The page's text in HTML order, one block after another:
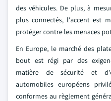
des véhicules. De plus, à
plus connectés, l'accent est
protéger contre les menaces
En Europe, le marché des
bout est régi par des
matière de sécurité et
automobiles européens
conformes au règlement